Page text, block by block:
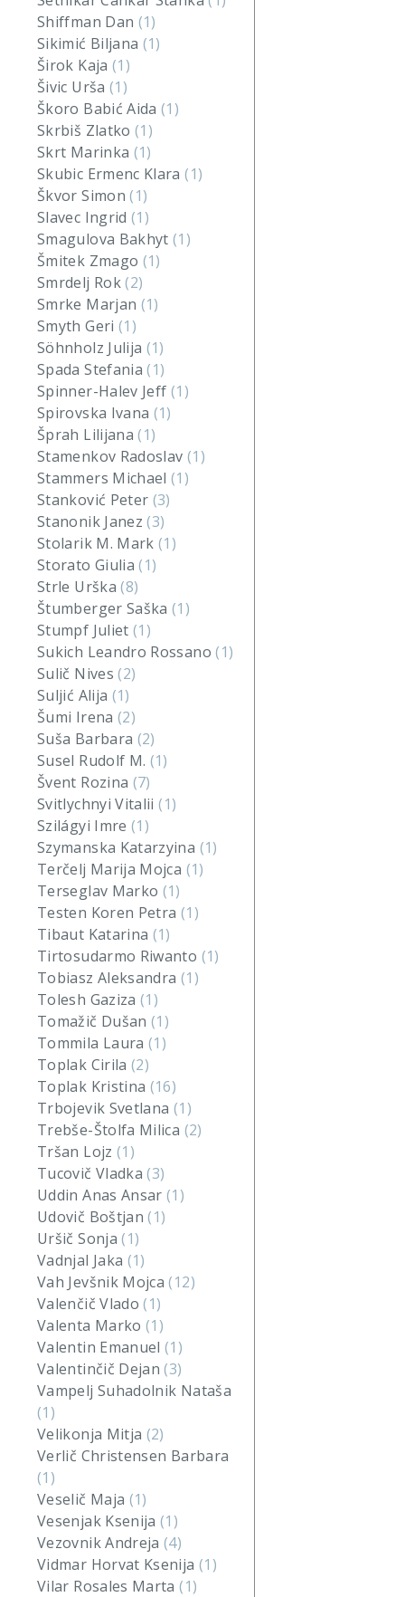
Shiffman Dan (1)
Sikimić Biljana (1)
Širok Kaja (1)
Šivic Urša (1)
Škoro Babić Aida(1)
Skrbiš Zlatko(1)
Skrt Marinka (1)
Skubic Ermenc Klara(1)
Škvor Simon(1)
Slavec Ingrid(1)
Smagulova Bakhyt(1)
Šmitek Zmago (1)
Smrdelj Rok(2)
Smrke Marjan (1)
Smyth Geri (1)
Söhnholz Julija (1)
Spada Stefania(1)
Spinner-Halev Jeff (1)
Spirovska Ivana (1)
Šprah Lilijana(1)
Stamenkov Radoslav (1)
Stammers Michael(1)
Stanković Peter (3)
Stanonik Janez(3)
Stolarik M. Mark(1)
Storato Giulia(1)
Strle Urška(8)
Štumberger Saška(1)
Stumpf Juliet(1)
Sukich Leandro Rossano(1)
Sulič Nives(2)
Suljić Alija (1)
Šumi Irena (2)
Suša Barbara (2)
Susel Rudolf M. (1)
Švent Rozina (7)
Svitlychnyi Vitalii(1)
Szilágyi Imre(1)
Szymanska Katarzyina (1)
Terčelj Marija Mojca (1)
Terseglav Marko (1)
Testen Koren Petra (1)
Tibaut Katarina (1)
Tirtosudarmo Riwanto (1)
Tobiasz Aleksandra (1)
Tolesh Gaziza(1)
Tomažič Dušan(1)
Tommila Laura(1)
Toplak Cirila(2)
Toplak Kristina (16)
Trbojevik Svetlana (1)
Trebše-Štolfa Milica (2)
Tršan Lojz (1)
Tucovič Vladka(3)
Uddin Anas Ansar(1)
Udovič Boštjan(1)
Uršič Sonja(1)
Vadnjal Jaka (1)
Vah Jevšnik Mojca(12)
Valenčič Vlado(1)
Valenta Marko(1)
Valentin Emanuel(1)
Valentinčič Dejan(3)
Vampelj Suhadolnik Nataša
(1)
Velikonja Mitja (2)
Verlič Christensen Barbara
(1)
Veselič Maja (1)
Vesenjak Ksenija(1)
Vezovnik Andreja(4)
Vidmar Horvat Ksenija (1)
Vilar Rosales Marta(1)